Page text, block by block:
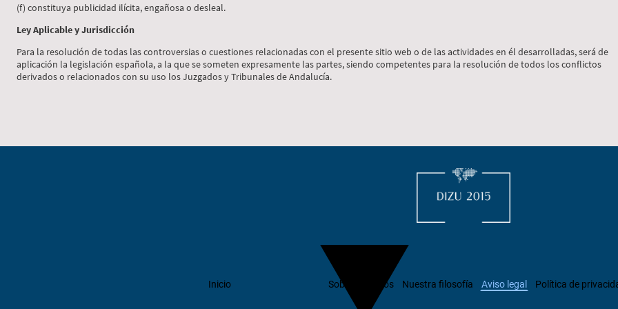
(f) constituya publicidad ilícita, engañosa o desleal.
Ley Aplicable y Jurisdicción
Para la resolución de todas las controversias o cuestiones relacionadas con el presente sitio web o de las actividades en él desarrolladas, será de
aplicación la legislación española, a la que se someten expresamente las partes, siendo competentes para la resolución de todos los conflictos
derivados o relacionados con su uso los Juzgados y Tribunales de Andalucía.
Inicio Sobre nosotros Nuestra filosofía Aviso legal Política de